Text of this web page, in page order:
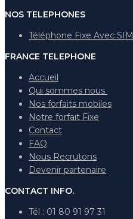
NOS TELEPHONES
Téléphone Fixe Avec SIM
FRANCE TELEPHONE
Accueil
Qui sommes nous
Nos forfaits mobiles
Notre forfait Fixe
Contact
FAQ
Nous Recrutons
Devenir partenaire
CONTACT INFO.
Tél : 01 80 91 97 31